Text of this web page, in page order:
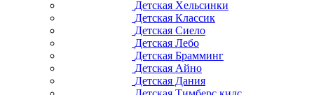
Детская Хельсинки
Детская Классик
Детская Сиело
Детская Лебо
Детская Брамминг
Детская Айно
Детская Дания